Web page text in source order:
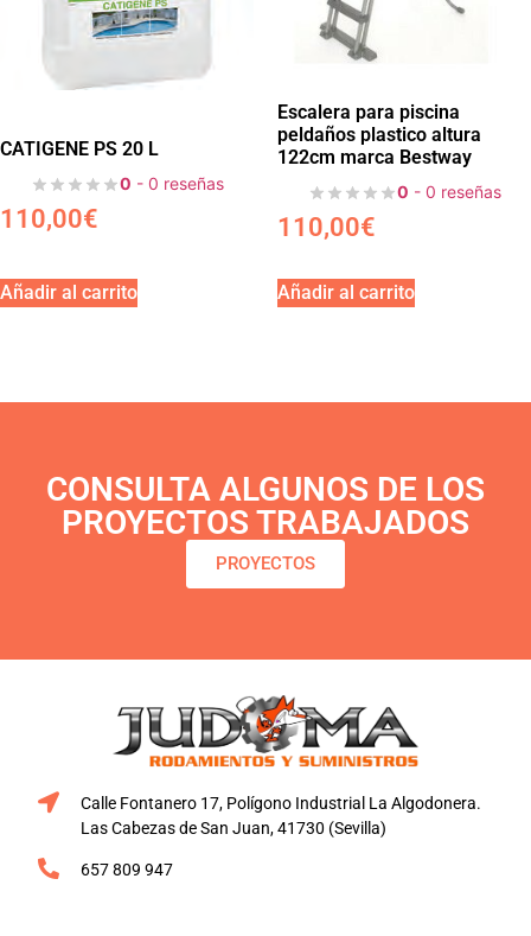
CATIGENE PS 20 L
0 - 0 reseñas
110,00€
Añadir al carrito
Escalera para piscina
peldaños plastico altura
122cm marca Bestway
0 - 0 reseñas
110,00€
Añadir al carrito
CONSULTA ALGUNOS DE LOS
PROYECTOS TRABAJADOS
PROYECTOS
Calle Fontanero 17, Polígono Industrial La Algodonera.
Las Cabezas de San Juan, 41730 (Sevilla)
657 809 947